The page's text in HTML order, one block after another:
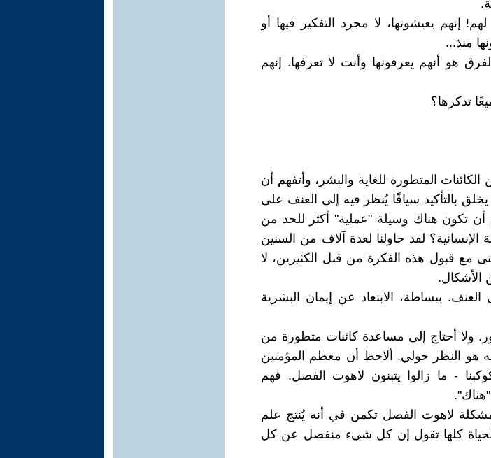
إنهم يعيشونها، لا مجرد التفكير فيها أو
منذ...
هو أنهم يعرفونها وأنت لا تعرفها. إنهم
تذكرها؟
المتطورة للغاية والبشر، وأتفهم أن
بالتأكيد سياقًا يُنظر فيه إلى العنف على
تكون هناك وسيلة "عملية" أكثر للحد من
لقد حاولنا لعدة آلاف من السنين
مع قبول هذه الفكرة من قبل الكثيرين، لا
الأشكال.
ببساطة، الابتعاد عن إيمان البشرية
ولا أحتاج إلى مساعدة كائنات متطورة من
هو النظر حولي. ألاحظ أن معظم المؤمنين
- ما زالوا يتبنون لاهوت الفصل. فهم
لاهوت الفصل تكمن في أنه يُنتج علم
كلها تقول إن كل شيء منفصل عن كل